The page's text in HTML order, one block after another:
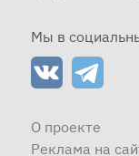
Мы в
О проекте
Реклама на